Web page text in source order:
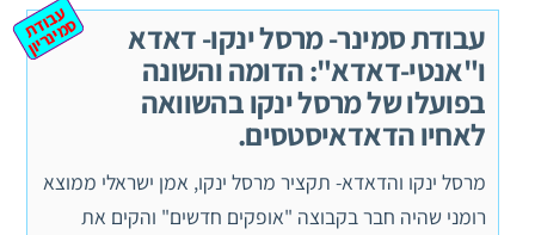
עבודת סמינר- מרסל ינקו- דאדא
ו"אנטי-דאדא": הדומה והשונה
בפועלו של מרסל ינקו בהשוואה
לאחיו הדאדאיסטסים.
ע
ב
וד
ת
ס
מ
ינ
ר
יון
מרסל ינקו והדאדא- תקציר מרסל ינקו, אמן ישראלי ממוצא
רומני שהיה חבר בקבוצה "אופקים חדשים" והקים את